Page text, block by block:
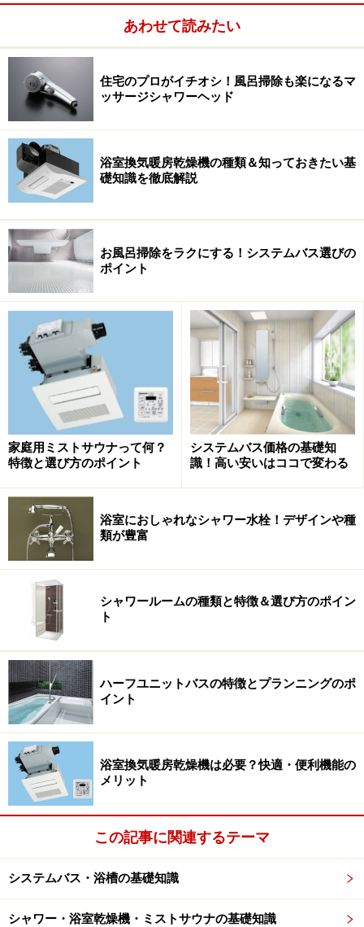
「ソフトまくら」 ゆったりと頭部を乗せることができ
る。
この「スーパーエクセレントバス MODEシリーズ」のカ
タチは、円形と楕円、そして半円形状。どのカタチでも
長手方向を1.6メートル以上とゆったりサイズの浴槽です
から、足を伸ばして寛ぐことが可能。半身浴ができるス
テップもついています。足が伸ばせて半身浴ができる浴
槽は「住まいの設備」サイトのアンケートでも人気のア
イテム。ゆったり感を味わうには欠かせないポイントで
すよね。
【関連情報】
【あなたの一票】バスルームに欲しい癒しアイテムは？
ほかに、ゆったり感を生み出す工夫として、ヘッド部分
を支えるマクラが標準装備。また、リラックス効果を高
める機能として、10色の変化が楽しめる水中照明を選ぶ
こともできます。もちろん、気泡機能を付加することも
可能。
深みのある艶やかな質感のアクリル系人工大理石の浴槽
は、写真のホワイトのほか、ブルー・グリーン・ピンク
など10種類の中から選ぶことができます。
次ページでも、快適アイテムを見ていきましょう。
あわせて読みたい
住宅のプロがイチオシ！風呂掃除も楽になるマ
ッサージシャワーヘッド
浴室換気暖房乾燥機の種類＆知っておきたい基
礎知識を徹底解説
お風呂掃除をラクにする！システムバス選びの
ポイント
家庭用ミストサウナって何？
特徴と選び方のポイント
システムバス価格の基礎知
識！高い安いはココで変わる
浴室におしゃれなシャワー水栓！デザインや種
類が豊富
シャワールームの種類と特徴＆選び方のポイン
ト
ハーフユニットバスの特徴とプランニングのポ
イント
浴室換気暖房乾燥機は必要？快適・便利機能の
メリット
この記事に関連するテーマ
システムバス・浴槽の基礎知識
シャワー・浴室乾燥機・ミストサウナの基礎知識